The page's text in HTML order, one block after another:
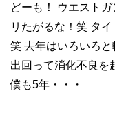
どーも！ ウエスト
リたがるな！笑 タ
笑 去年はいろいろ
出回って消化不良を
僕も5年・・・